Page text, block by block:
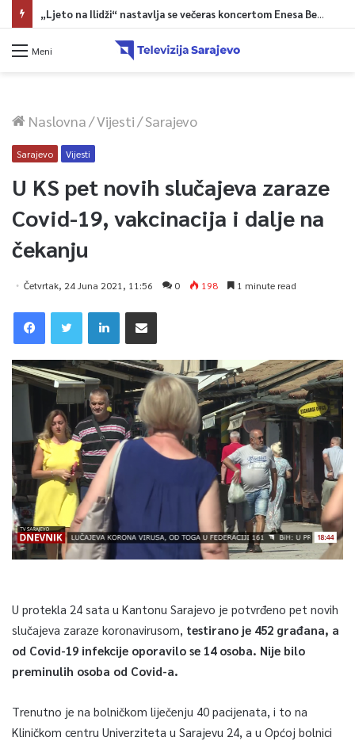
„Ljeto na Ilidži“ nastavlja se večeras koncertom Enesa Begovića
Meni
Naslovna/Vijesti/Sarajevo
Sarajevo Vijesti
U KS pet novih slučajeva zaraze
Covid-19, vakcinacija i dalje na
čekanju
Četvrtak, 24 Juna 2021, 11:56 0 198 1 minute read
U protekla 24 sata u Kantonu Sarajevo je potvrđeno pet novih
slučajeva zaraze koronavirusom, testirano je 452 građana, a
od Covid-19 infekcije oporavilo se 14 osoba. Nije bilo
preminulih osoba od Covid-a.
Trenutno je na bolničkom liječenju 40 pacijenata, i to na
Kliničkom centru Univerziteta u Sarajevu 24, a u Općoj bolnici